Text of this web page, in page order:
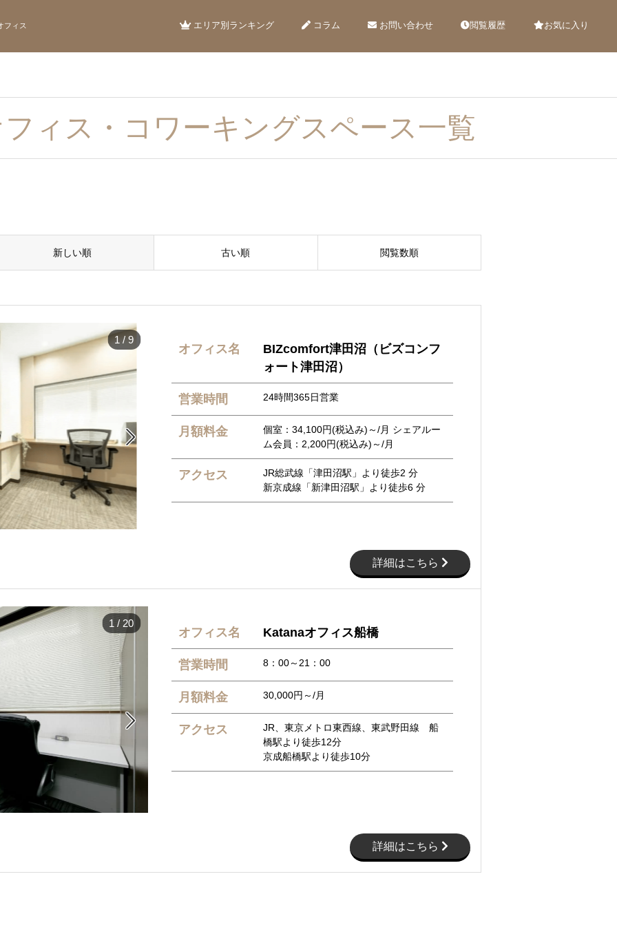
フィス エリア別ランキング コラム お問い合わせ 閲覧履歴 お気に入り
ィス・コワーキングスペース一覧
新しい順 古い順 閲覧数順

1/ 9
オフィス名
BIZcomfort津田沼（ビズコンフ
ォート津田沼）
営業時間 24時間365日営業
月額料金
個室：34,100円(税込み)～/月 シェアルー
ム会員：2,200円(税込み)～/月
アクセス
JR総武線「津田沼駅」より徒歩2 分
新京成線「新津田沼駅」より徒歩6 分
詳細はこちら

1 / 20
オフィス名 Katanaオフィス船橋
営業時間 8：00～21：00
月額料金 30,000円～/月
アクセス
JR、東京メトロ東西線、東武野田線 船
橋駅より徒歩12分
京成船橋駅より徒歩10分
詳細はこちら